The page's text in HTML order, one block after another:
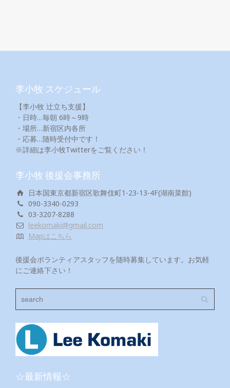
李小牧 スケジュール
【李小牧 辻立ち支援】
・日時…毎朝 6時～9時
・場所…新宿区内各所
・応募…随時受付中です！
※詳細は李小牧Twitterをご覧ください！
李小牧 後援会事務所
日本国東京都新宿区歌舞伎町1-23-13-4F(湖南菜館)
090-3340-0293
03-3207-8288
leekomaki@gmail.com
Mapはこちら
後援会ボランティアスタッフを随時募集しています。お気軽
にご連絡下さい！
☆最新情報☆